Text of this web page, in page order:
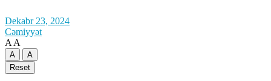
Dekabr 23, 2024
Cəmiyyət
A A
A
A
Reset